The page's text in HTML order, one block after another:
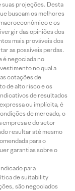
suas projeções. Desta
buscam os melhores
e os
das opiniões dos
mais prováveis dos
as possíveis perdas.
é negociada no
no qual a
cotações de
de alto risco e os
de resultados
ou implícita, é
de mercado, o
e do setor
resultar até mesmo
para o
garantias sobre o
para
de suitability
são negociados